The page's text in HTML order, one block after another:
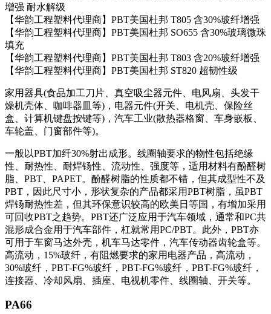
增强 耐水解级
【华韵工程塑料代理商】PBT美国杜邦 T805 含30%玻纤增强
【华韵工程塑料代理商】PBT美国杜邦 SO655 含30%玻璃微珠
填充
【华韵工程塑料代理商】PBT美国杜邦 T803 含20%玻纤增强
【华韵工程塑料代理商】PBT美国杜邦 ST820 超韧性级
家用器具(食品加工刀片、真空吸尘器元件、电风扇、头发干
燥机壳体、咖啡器皿等) ，电器元件(开关、电机壳、保险丝
盒、计算机键盘按键等) ，汽车工业(散热器格窗、车身嵌板、
车轮盖、门窗部件等)。
一般以PBT加纤30%射出成形。线圈轴要求的物性包括绝缘
性、耐热性、耐焊钖性、流动性、强度等，适用材料有酚醛树
脂、 PBT PAPET。酚醛树脂的性质都不错，但其成型性不及
PBT ，因此尺寸小，形状复杂的产品都采用PBT树脂，虽PBT
焊钖耐热性差，但其环保意识较高的欧美日等国，有增加采用
可回收PBT之趋势。 PBT还广泛应用于汽车领域，通常和PC共
混形成合金用于汽车部件，杠就常用PC/PBT。此外， PBT亦
可用于车窗马达外壳，机车马达零件，汽车传动器齿轮盒等。
高流动， 15%玻纤，有阻燃要求的家用电器产品，高流动，
30%玻纤， PBT-FG%玻纤， PBT-FG%玻纤， PBT-FG%玻纤，
连接器、冷却风扇、插座、电视机零件、线圈轴、开关等。
PA66